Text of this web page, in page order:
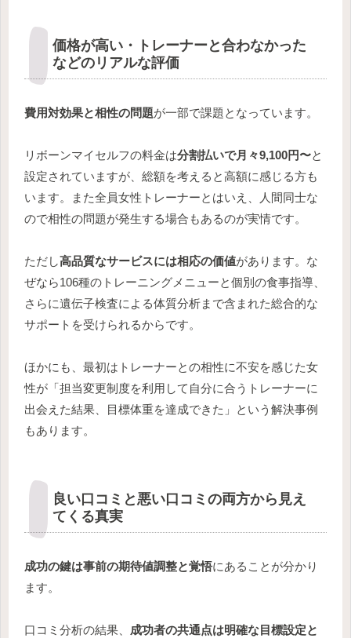
価格が高い・トレーナーと合わなかった
などのリアルな評価
費用対効果と相性の問題が一部で課題となっています。
リボーンマイセルフの料金は分割払いで月々9,100円〜と
設定されていますが、総額を考えると高額に感じる方も
います。また全員女性トレーナーとはいえ、人間同士な
ので相性の問題が発生する場合もあるのが実情です。
ただし高品質なサービスには相応の価値があります。な
ぜなら106種のトレーニングメニューと個別の食事指導、
さらに遺伝子検査による体質分析まで含まれた総合的な
サポートを受けられるからです。
ほかにも、最初はトレーナーとの相性に不安を感じた女
性が「担当変更制度を利用して自分に合うトレーナーに
出会えた結果、目標体重を達成できた」という解決事例
もあります。
良い口コミと悪い口コミの両方から見え
てくる真実
成功の鍵は事前の期待値調整と覚悟にあることが分かり
ます。
口コミ分析の結果、 成功者の共通点は明確な目標設定と